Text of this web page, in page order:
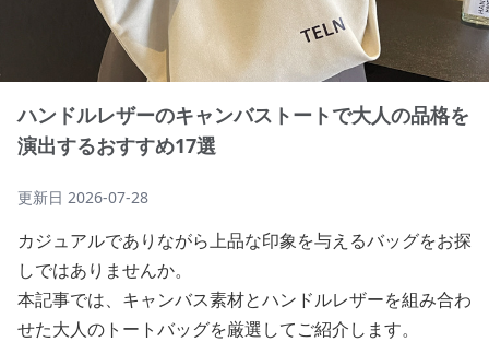
ハンドルレザーのキャンバストートで大人の品格を
演出するおすすめ17選
更新日 2026-07-28
カジュアルでありながら上品な印象を与えるバッグをお探
しではありませんか。
本記事では、キャンバス素材とハンドルレザーを組み合わ
せた大人のトートバッグを厳選してご紹介します。